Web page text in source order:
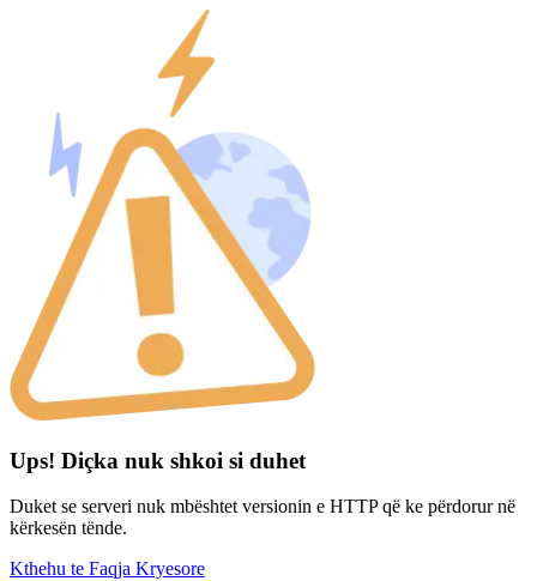
Ups! Diçka nuk shkoi si duhet
Duket se serveri nuk mbështet versionin e HTTP që ke përdorur në
kërkesën tënde.
Kthehu te Faqja Kryesore